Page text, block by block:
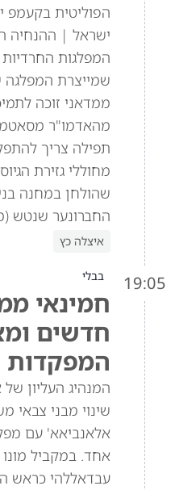
הפוליטית בקעמפ
ישראל | ההנחיה
המפלגות
שמייצרת המפלגה
ממדאני זוכה
מהאדמו"ר
תפילה צריך
מחוללי גזירת
שהולחן במחנה
החברונער שנטש
איצלה כץ
19:05 בבלי
חמינאי
חדשים
המפקדות
המנהיג העליון של
שינוי מבני צבאי
אלאנביאא' עם
עבדאללהי כראש